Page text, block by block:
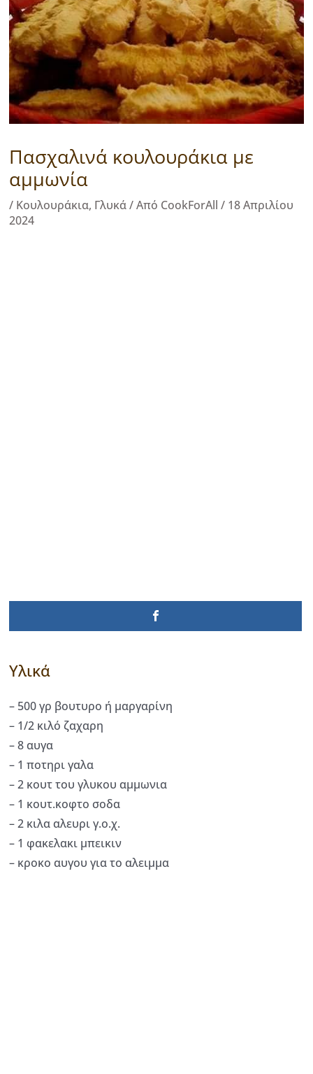
Πασχαλινά κουλουράκια με
αμμωνία
/ Κουλουράκια, Γλυκά/ Από CookForAll / 18 Απριλίου
2024
Υλικά
– 500 γρ βουτυρο ή μαργαρίνη
– 1/2 κιλό ζαχαρη
– 8 αυγα
– 1 ποτηρι γαλα
– 2 κουτ του γλυκου αμμωνια
– 1 κουτ.κοφτο σοδα
– 2 κιλα αλευρι γ.ο.χ.
– 1 φακελακι μπεικιν
– κροκο αυγου για το αλειμμα